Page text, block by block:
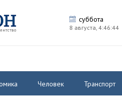
суббота
8 августа, 4:46:45
Человек Транспорт